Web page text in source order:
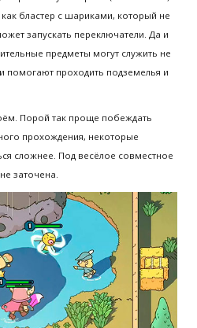
бластер с шариками, который не
запускать переключатели. Да и
предметы могут служить не
помогают проходить подземелья и
Порой так проще побеждать
прохождения, некоторые
сложнее. Под весёлое совместное
заточена.